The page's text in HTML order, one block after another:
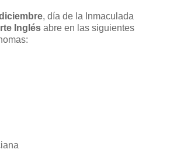
, día de la Inmaculada
Inglés abre en las siguientes